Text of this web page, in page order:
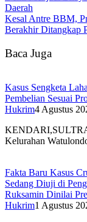
Daerah
Kesal Antre BBM,
Berakhir Ditangkap
Baca Juga
‎Kasus Sengketa
Pembelian Sesuai
Hukrim4 Agustus
Kelurahan
Fakta Baru Kasus
Sedang Diuji di
Ruksamin Dinilai
Hukrim1 Agustus